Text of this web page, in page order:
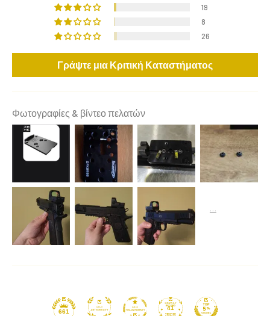
19
8
26
Γράψτε μια Κριτική Καταστήματος
Φωτογραφίες & βίντεο πελατών
661
41